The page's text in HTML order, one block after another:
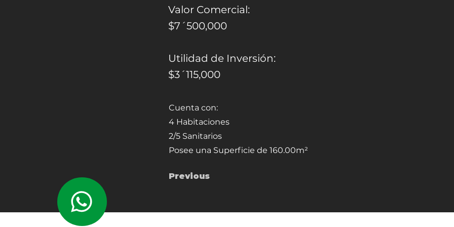
Valor Comercial:
$7´500,000
Utilidad de Inversión:
$3´115,000
Cuenta con:
4 Habitaciones
2/5 Sanitarios
Posee una Superficie de 160.00m²
Previous